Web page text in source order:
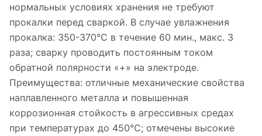
нормальных условиях хранения не требуют
прокалки перед сваркой. В случае увлажнения
прокалка: 350-370°С в течение 60 мин., макс. 3
раза; сварку проводить постоянным током
обратной полярности «+» на электроде.
Преимущества: отличные механические свойства
наплавленного металла и повышенная
коррозионная стойкость в агрессивных средах
при температурах до 450°С; отмечены высокие